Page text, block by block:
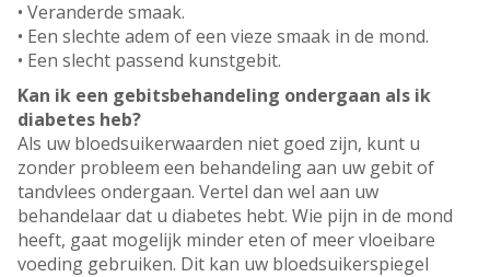
• Veranderde smaak.
• Een slechte adem of een vieze smaak in de mond.
• Een slecht passend kunstgebit.
Kan ik een gebitsbehandeling ondergaan als ik
diabetes heb?
Als uw bloedsuikerwaarden niet goed zijn, kunt u
zonder probleem een behandeling aan uw gebit of
tandvlees ondergaan. Vertel dan wel aan uw
behandelaar dat u diabetes hebt. Wie pijn in de mond
heeft, gaat mogelijk minder eten of meer vloeibare
voeding gebruiken. Dit kan uw bloedsuikerspiegel